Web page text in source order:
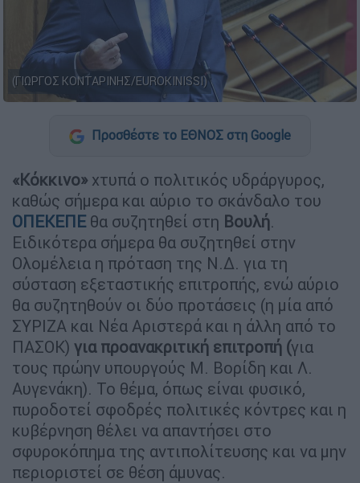
(ΓΙΩΡΓΟΣ ΚΟΝΤΑΡΙΝΗΣ/EUROKINISSI)
Προσθέστε το ΕΘΝΟΣ στη Google
«Κόκκινο» χτυπά ο πολιτικός υδράργυρος,
καθώς σήμερα και αύριο το σκάνδαλο του
ΟΠΕΚΕΠΕ θα συζητηθεί στη Βουλή.
Ειδικότερα σήμερα θα συζητηθεί στην
Ολομέλεια η πρόταση της Ν.Δ. για τη
σύσταση εξεταστικής επιτροπής, ενώ αύριο
θα συζητηθούν οι δύο προτάσεις (η μία από
ΣΥΡΙΖΑ και Νέα Αριστερά και η άλλη από το
ΠΑΣΟΚ) για προανακριτική επιτροπή (για
τους πρώην υπουργούς Μ. Βορίδη και Λ.
Αυγενάκη). Το θέμα, όπως είναι φυσικό,
πυροδοτεί σφοδρές πολιτικές κόντρες και η
κυβέρνηση θέλει να απαντήσει στο
σφυροκόπημα της αντιπολίτευσης και να μην
περιοριστεί σε θέση άμυνας.